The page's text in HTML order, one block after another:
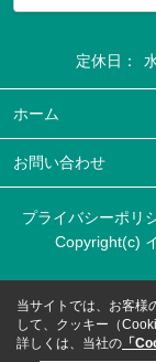
定休日：
ホーム
お問い合わせ
プライバシーポリ
Copyright(c)
当サイトでは、お客様
して、クッキー（
詳しくは、当社の 「